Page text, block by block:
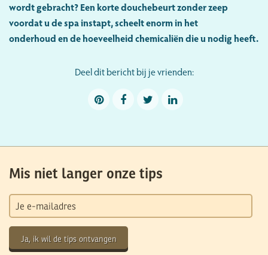
wordt gebracht? Een korte douchebeurt zonder zeep
voordat u de spa instapt, scheelt enorm in het
onderhoud en de hoeveelheid chemicaliën die u nodig heeft.
Deel dit bericht bij je vrienden:
Mis niet langer onze tips
Ja, ik wil de tips ontvangen